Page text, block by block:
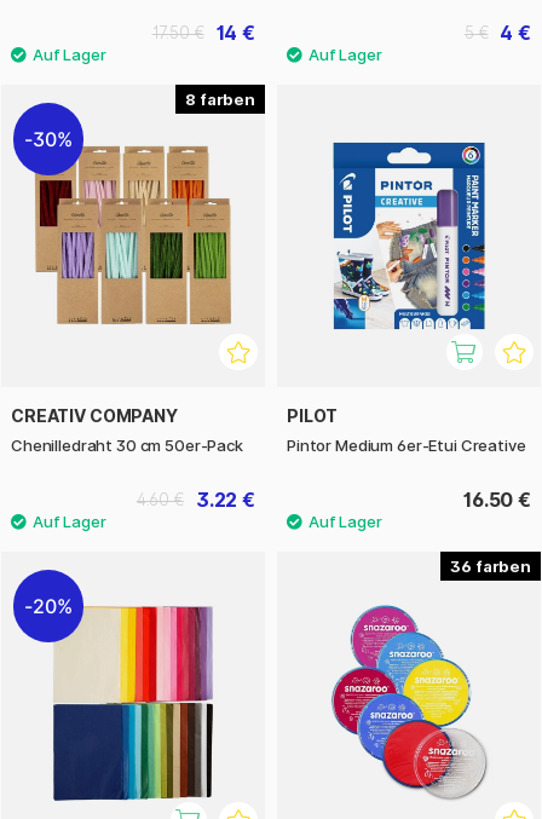
14 €
17.50 € 4 €
5 €
8
30%
CREATIV COMPANY
Chenilledraht 30 cm 50er-Pack
3.22 €
4.60 €
PILOT
Pintor Medium 6er-Etui Creative
16.50 €
20%
36